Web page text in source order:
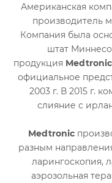
Американская
производитель
Компания была
штат
продукция Medtronic
официальное
2003 г. В 2015 г.
слияние с
Medtronic
разным
ларингоскопия,
аэрозольная